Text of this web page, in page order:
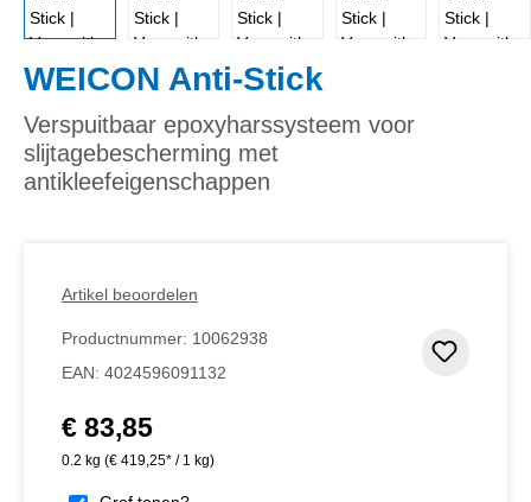
WEICON Anti-Stick
Verspuitbaar epoxyharssysteem voor
slijtagebescherming met
antikleefeigenschappen
Artikel beoordelen
Productnummer: 10062938
EAN: 4024596091132
Normale prijs:
€ 83,85
0.2 kg (€ 419,25* / 1 kg)